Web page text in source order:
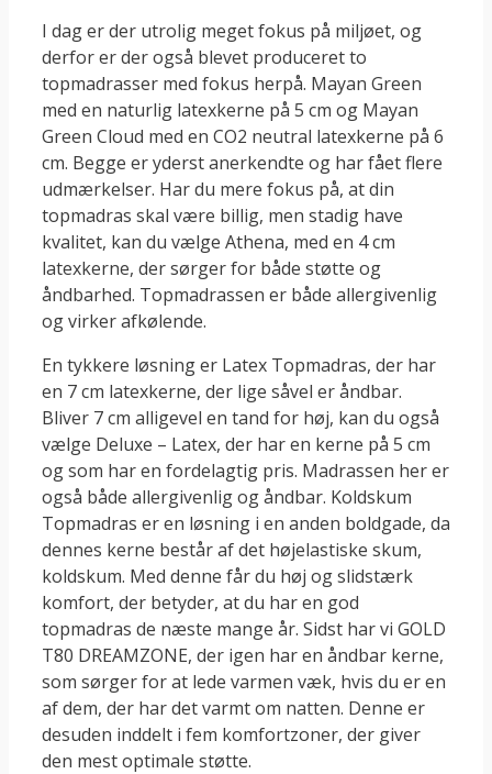
I dag er der utrolig meget fokus på miljøet, og
derfor er der også blevet produceret to
topmadrasser med fokus herpå. Mayan Green
med en naturlig latexkerne på 5 cm og Mayan
Green Cloud med en CO2 neutral latexkerne på 6
cm. Begge er yderst anerkendte og har fået flere
udmærkelser. Har du mere fokus på, at din
topmadras skal være billig, men stadig have
kvalitet, kan du vælge Athena, med en 4 cm
latexkerne, der sørger for både støtte og
åndbarhed. Topmadrassen er både allergivenlig
og virker afkølende.
En tykkere løsning er Latex Topmadras, der har
en 7 cm latexkerne, der lige såvel er åndbar.
Bliver 7 cm alligevel en tand for høj, kan du også
vælge Deluxe – Latex, der har en kerne på 5 cm
og som har en fordelagtig pris. Madrassen her er
også både allergivenlig og åndbar. Koldskum
Topmadras er en løsning i en anden boldgade, da
dennes kerne består af det højelastiske skum,
koldskum. Med denne får du høj og slidstærk
komfort, der betyder, at du har en god
topmadras de næste mange år. Sidst har vi GOLD
T80 DREAMZONE, der igen har en åndbar kerne,
som sørger for at lede varmen væk, hvis du er en
af dem, der har det varmt om natten. Denne er
desuden inddelt i fem komfortzoner, der giver
den mest optimale støtte.